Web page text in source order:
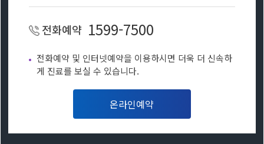
전화예약 1599-7500
전화예약 및 인터넷예약을 이용하시면 더욱 더 신속하
게 진료를 보실 수 있습니다.
온라인예약